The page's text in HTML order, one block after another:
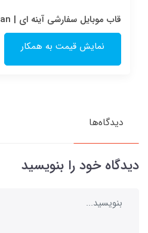
قاب موبایل سفارشی آینه ای | spider_man (کد 0573)
نمایش قیمت به همکار
دیدگاه‌ها
دیدگاه خود را بنویسید